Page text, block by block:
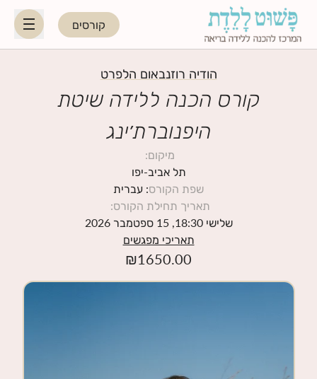
קורסים
היפנוברת׳ינג
תאריכי קורסים קרובים
בלוג
צרי קשר
הודיה רוזנבאום הלפרט
קורס הכנה ללידה שיטת
היפנוברת׳ינג
מיקום:
תל אביב-יפו
שפת הקורס: עברית
תאריך תחילת הקורס:
שלישי 18:30, 15 ספטמבר 2026
תאריכי מפגשים
₪1650.00